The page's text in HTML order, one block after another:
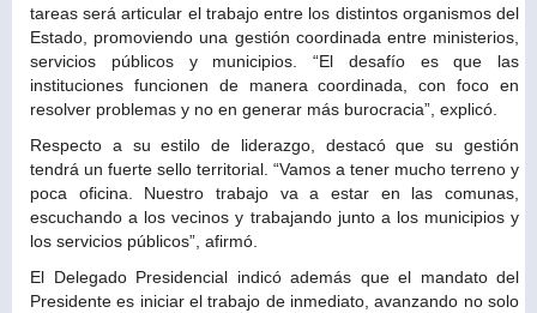
tareas será articular el trabajo entre los distintos organismos del
Estado, promoviendo una gestión coordinada entre ministerios,
servicios públicos y municipios. “El desafío es que las
instituciones funcionen de manera coordinada, con foco en
resolver problemas y no en generar más burocracia”, explicó.
Respecto a su estilo de liderazgo, destacó que su gestión
tendrá un fuerte sello territorial. “Vamos a tener mucho terreno y
poca oficina. Nuestro trabajo va a estar en las comunas,
escuchando a los vecinos y trabajando junto a los municipios y
los servicios públicos”, afirmó.
El Delegado Presidencial indicó además que el mandato del
Presidente es iniciar el trabajo de inmediato, avanzando no solo